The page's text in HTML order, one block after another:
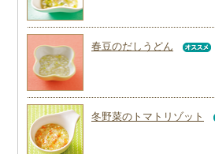
春豆のだしうどん
冬野菜のトマトリゾット